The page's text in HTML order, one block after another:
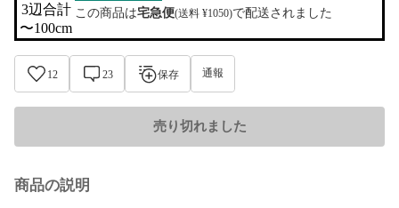
3辺合計
〜100cm
この商品は宅急便(送料 ¥1050)で配送されました
12 23 保存 通報
売り切れました
商品の説明